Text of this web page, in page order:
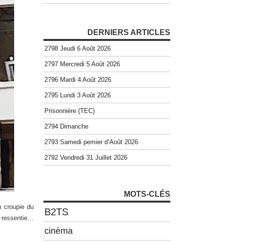
croupie du
ressentie…
DERNIERS ARTICLES
2798 Jeudi 6 Août 2026
2797 Mercredi 5 Août 2026
2796 Mardi 4 Août 2026
2795 Lundi 3 Août 2026
Prisonnière (TEC)
2794 Dimanche
2793 Samedi pemier d’Août 2026
2792 Vendredi 31 Juillet 2026
MOTS-CLÉS
B2TS
cinéma